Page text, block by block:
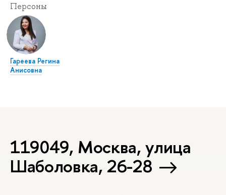
Персоны
Гареева Регина
Анисовна
119049, Москва, улица
Шаболовка, 26-28